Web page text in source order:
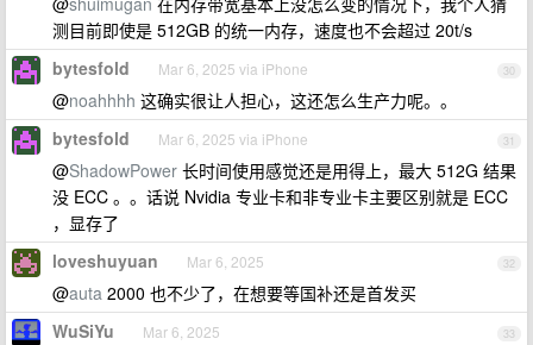
测目前即使是 512GB 的统一内存，速度也不会超过 20t/s
30
bytesfold Mar 6, 2025 via iPhone
@noahhhh 这确实很让人担心，这还怎么生产力呢。。
31
bytesfold Mar 6, 2025 via iPhone
@ShadowPower 长时间使用感觉还是用得上，最大 512G 结果
没 ECC 。。话说 Nvidia 专业卡和非专业卡主要区别就是 ECC
，显存了
32
loveshuyuan Mar 6, 2025
@auta 2000 也不少了，在想要等国补还是首发买
33
WuSiYu Mar 6, 2025